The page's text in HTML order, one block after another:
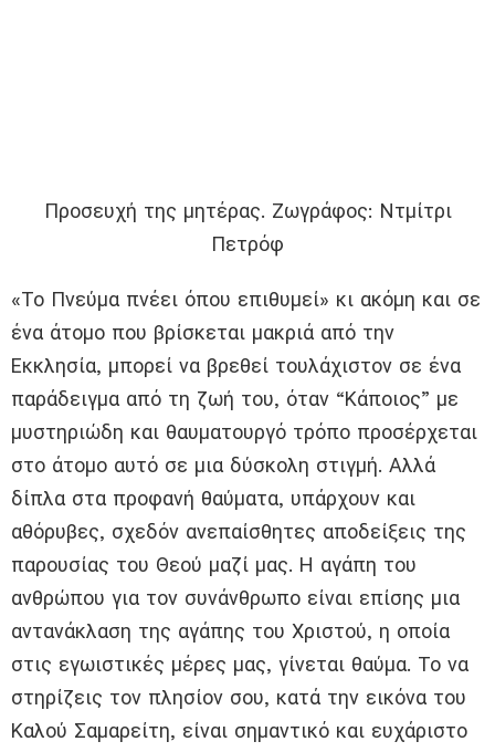
Προσευχή της μητέρας. Ζωγράφος: Ντμίτρι
Πετρόφ
«Το Πνεύμα πνέει όπου επιθυμεί» κι ακόμη και σε
ένα άτομο που βρίσκεται μακριά από την
Εκκλησία, μπορεί να βρεθεί τουλάχιστον σε ένα
παράδειγμα από τη ζωή του, όταν “Κάποιος” με
μυστηριώδη και θαυματουργό τρόπο προσέρχεται
στο άτομο αυτό σε μια δύσκολη στιγμή. Αλλά
δίπλα στα προφανή θαύματα, υπάρχουν και
αθόρυβες, σχεδόν ανεπαίσθητες αποδείξεις της
παρουσίας του Θεού μαζί μας. Η αγάπη του
ανθρώπου για τον συνάνθρωπο είναι επίσης μια
αντανάκλαση της αγάπης του Χριστού, η οποία
στις εγωιστικές μέρες μας, γίνεται θαύμα. Το να
στηρίζεις τον πλησίον σου, κατά την εικόνα του
Καλού Σαμαρείτη, είναι σημαντικό και ευχάριστο